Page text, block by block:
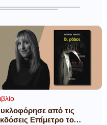
από τις
Επίμετρο το